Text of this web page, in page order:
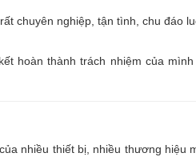
chuyên nghiệp, tận tình, chu đáo
hoàn thành trách nhiệm của
nhiều thiết bị, nhiều thương hiệu